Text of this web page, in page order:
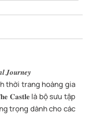
𝑱𝒐𝒖𝒓𝒏𝒆𝒚
thời trang hoàng gia
𝐂𝐚𝐬𝐭𝐥𝐞 là bộ sưu tập
trọng dành cho các